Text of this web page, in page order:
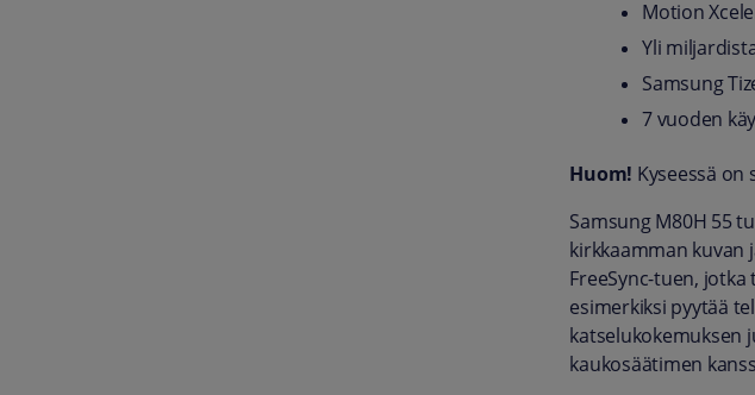
Motion
Yli
Samsung
7 vuoden
Huom! Kyseessä
Samsung M80H 55
kirkkaamman kuvan
FreeSync-tuen,
esimerkiksi pyytää
katselukokemuksen
kaukosäätimen